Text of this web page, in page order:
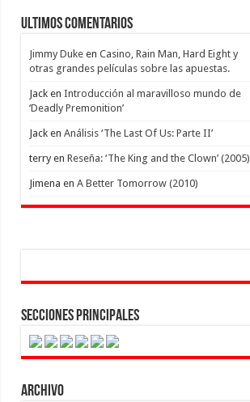
Ultimos Comentarios
Jimmy Dukeen Casino, Rain Man, Hard Eight y
otras grandes películas sobre las apuestas.
Jacken Introducción al maravilloso mundo de
‘Deadly Premonition’
Jacken Análisis ‘The Last Of Us: Parte II’
terryen Reseña: ‘The King and the Clown’ (2005)
Jimena en A Better Tomorrow (2010)
Secciones Principales
Archivo